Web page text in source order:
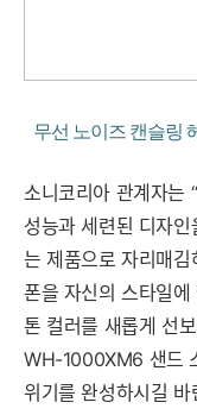
무선 노이즈 캔슬링
소니코리아 관계자는
성능과 세련된 디자
는 제품으로 자리매
폰을 자신의 스타일
톤 컬러를 새롭게 선
WH-1000XM6 샌드
위기를 완성하시길 바